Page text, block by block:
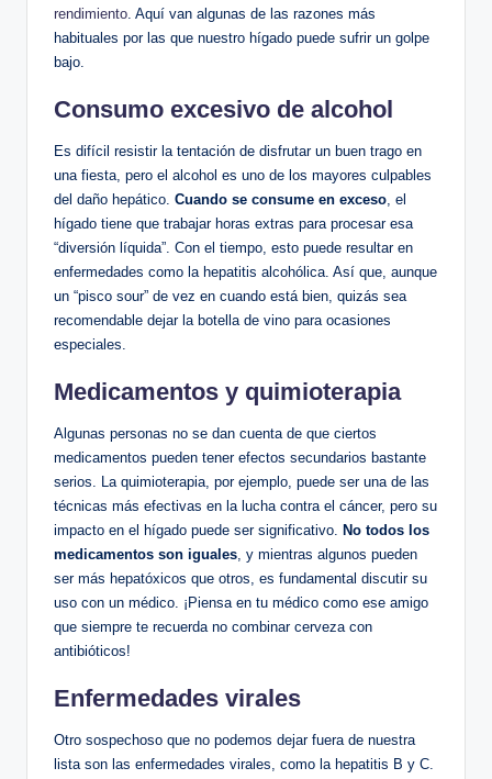
rendimiento. Aquí van algunas de las razones más
habituales por las que nuestro hígado puede sufrir un golpe
bajo.
Consumo excesivo de alcohol
Es difícil resistir la tentación de disfrutar un buen trago en
una fiesta, pero el alcohol es uno de los mayores culpables
del daño hepático. Cuando se consume en exceso, el
hígado tiene que trabajar horas extras para procesar esa
“diversión líquida”. Con el tiempo, esto puede resultar en
enfermedades como la hepatitis alcohólica. Así que, aunque
un “pisco sour” de vez en cuando está bien, quizás sea
recomendable dejar la botella de vino para ocasiones
especiales.
Medicamentos y quimioterapia
Algunas personas no se dan cuenta de que ciertos
medicamentos pueden tener efectos secundarios bastante
serios. La quimioterapia, por ejemplo, puede ser una de las
técnicas más efectivas en la lucha contra el cáncer, pero su
impacto en el hígado puede ser significativo. No todos los
medicamentos son iguales, y mientras algunos pueden
ser más hepatóxicos que otros, es fundamental discutir su
uso con un médico. ¡Piensa en tu médico como ese amigo
que siempre te recuerda no combinar cerveza con
antibióticos!
Enfermedades virales
Otro sospechoso que no podemos dejar fuera de nuestra
lista son las enfermedades virales, como la hepatitis B y C.